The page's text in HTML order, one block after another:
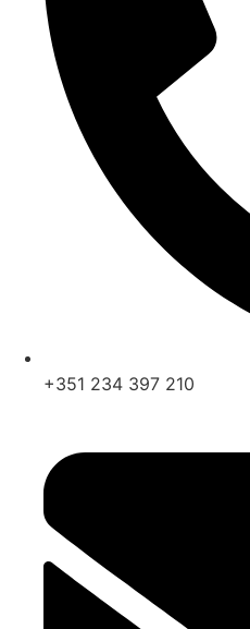
+351 234 397 210